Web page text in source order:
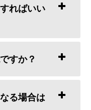
ればいい
すか？
る場合は